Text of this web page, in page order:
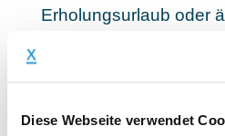
Diese Webseite verwendet
Erholungsurlaub oder
Arbeit gewähren.